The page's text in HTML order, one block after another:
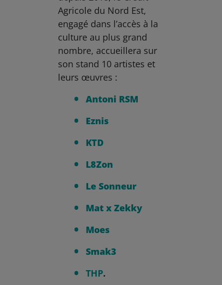
Agricole du Nord Est,
engagé dans l’accès à la
culture au plus grand
nombre, accueillera sur
son stand 10 artistes et
leurs œuvres :
Antoni RSM
Eznis
KTD
L8Zon
Le Sonneur
Mat x Zekky
Moes
Smak3
THP.